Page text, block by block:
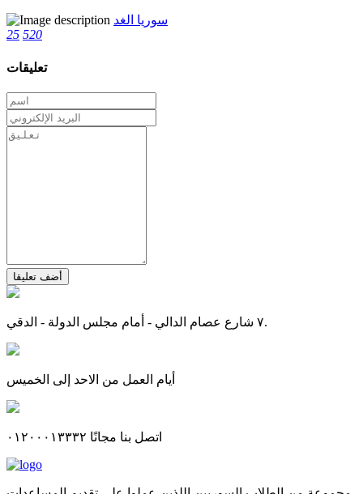
سوريا الغد
25 520
تعليقات
أضف تعليقا
٧ شارع عصام الدالي - أمام مجلس الدولة - الدقي.
أيام العمل من الاحد إلى الخميس
اتصل بنا مجانًا ٠١٢٠٠٠١٣٣٣٢